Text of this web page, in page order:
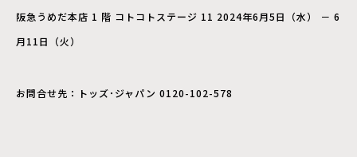
阪急うめだ本店 1 階 コトコトステージ 11 2024年6月5日（水） － 6
月11日（火）
お問合せ先：トッズ･ジャパン 0120-102-578